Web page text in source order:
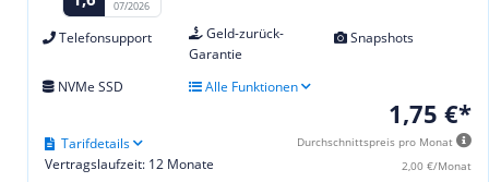
07/2026
Telefonsupport
Geld-zurück-
Garantie
Snapshots
NVMe SSD Alle Funktionen
1,75 €*
Durchschnittspreis pro Monat
2,00 €/Monat
Vertragslaufzeit: 12 Monate
Tarifdetails